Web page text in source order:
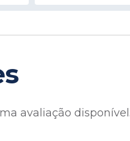
avaliação